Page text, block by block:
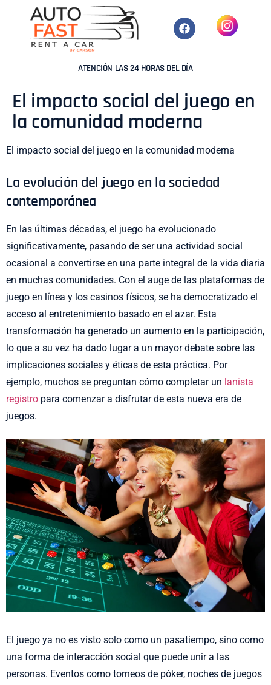
ATENCIÓN LAS 24 HORAS DEL DÍA
El impacto social del juego en
la comunidad moderna
El impacto social del juego en la comunidad moderna
La evolución del juego en la sociedad
contemporánea
En las últimas décadas, el juego ha evolucionado
significativamente, pasando de ser una actividad social
ocasional a convertirse en una parte integral de la vida diaria
en muchas comunidades. Con el auge de las plataformas de
juego en línea y los casinos físicos, se ha democratizado el
acceso al entretenimiento basado en el azar. Esta
transformación ha generado un aumento en la participación,
lo que a su vez ha dado lugar a un mayor debate sobre las
implicaciones sociales y éticas de esta práctica. Por
ejemplo, muchos se preguntan cómo completar un lanista
registro para comenzar a disfrutar de esta nueva era de
juegos.
El juego ya no es visto solo como un pasatiempo, sino como
una forma de interacción social que puede unir a las
personas. Eventos como torneos de póker, noches de juegos